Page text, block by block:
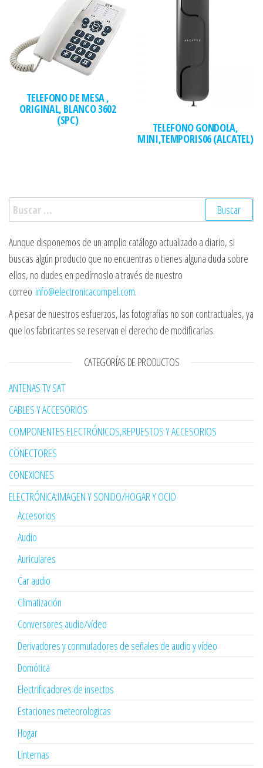
TELEFONO DE MESA ,
ORIGINAL, BLANCO 3602
(SPC)
TELEFONO GONDOLA,
MINI,TEMPORIS06 (ALCATEL)
Buscar:
Aunque disponemos de un amplio catálogo actualizado a diario, si
buscas algún producto que no encuentras o tienes alguna duda sobre
ellos, no dudes en pedírnoslo a través de nuestro
correo info@electronicacompel.com.
A pesar de nuestros esfuerzos, las fotografías no son contractuales, ya
que los fabricantes se reservan el derecho de modificarlas.
CATEGORÍAS DE PRODUCTOS
ANTENAS TV SAT
CABLES Y ACCESORIOS
COMPONENTES ELECTRÓNICOS,REPUESTOS Y ACCESORIOS
CONECTORES
CONEXIONES
ELECTRÓNICA:IMAGEN Y SONIDO/HOGAR Y OCIO
Accesorios
Audio
Auriculares
Car audio
Climatización
Conversores audio/vídeo
Derivadores y conmutadores de señales de audio y vídeo
Domótica
Electrificadores de insectos
Estaciones meteorologicas
Hogar
Linternas